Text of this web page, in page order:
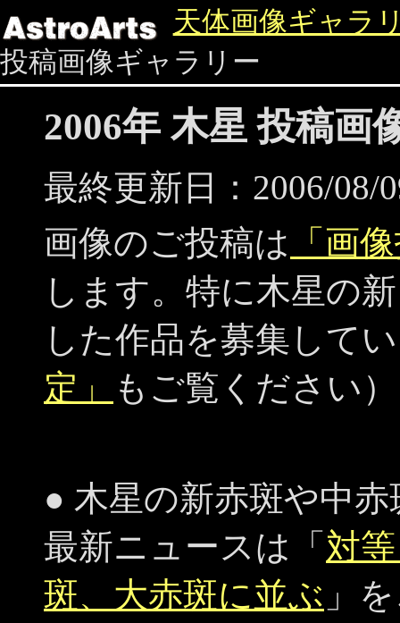
天体画像ギャラ
投稿画像ギャラリー
2006年 木星 投稿画
最終更新日：2006/08/
画像のご投稿は 「画
します。特に木星の
した作品を募集して
定」
もご覧ください
● 木星の新赤斑や中
最新ニュースは「 対
斑、大赤斑に並ぶ 」